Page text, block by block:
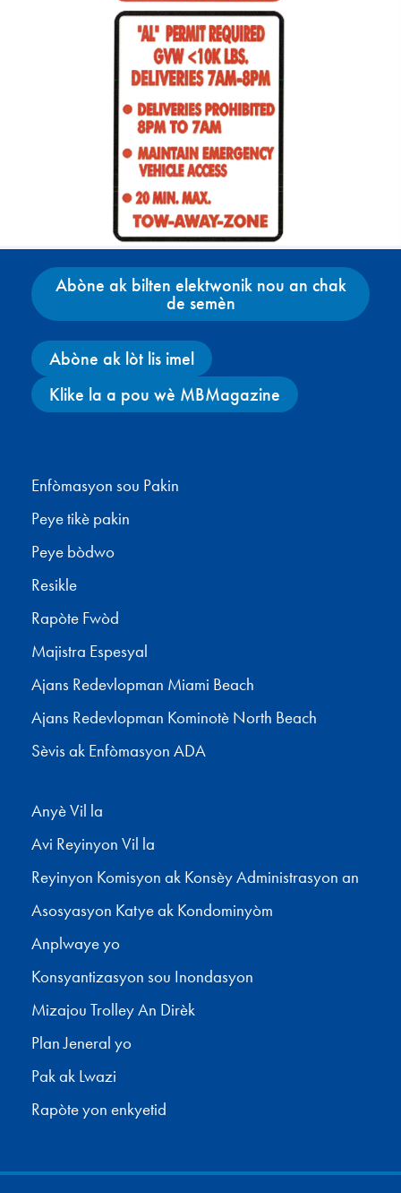
Abòne ak bilten elektwonik nou an chak
de semèn
Abòne ak lòt lis imel
Klike la a pou wè MBMagazine
Enfòmasyon sou Pakin
Peye tikè pakin
Peye bòdwo
Resikle
Rapòte Fwòd
Majistra Espesyal
Ajans Redevlopman Miami Beach
Ajans Redevlopman Kominotè North Beach
Sèvis ak Enfòmasyon ADA
Anyè Vil la
Avi Reyinyon Vil la
Reyinyon Komisyon ak Konsèy Administrasyon an
Asosyasyon Katye ak Kondominyòm
Anplwaye yo
Konsyantizasyon sou Inondasyon
Mizajou Trolley An Dirèk
Plan Jeneral yo
Pak ak Lwazi
Rapòte yon enkyetid